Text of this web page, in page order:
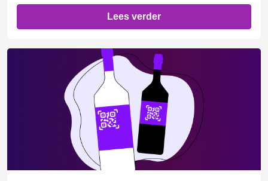
Lees verder